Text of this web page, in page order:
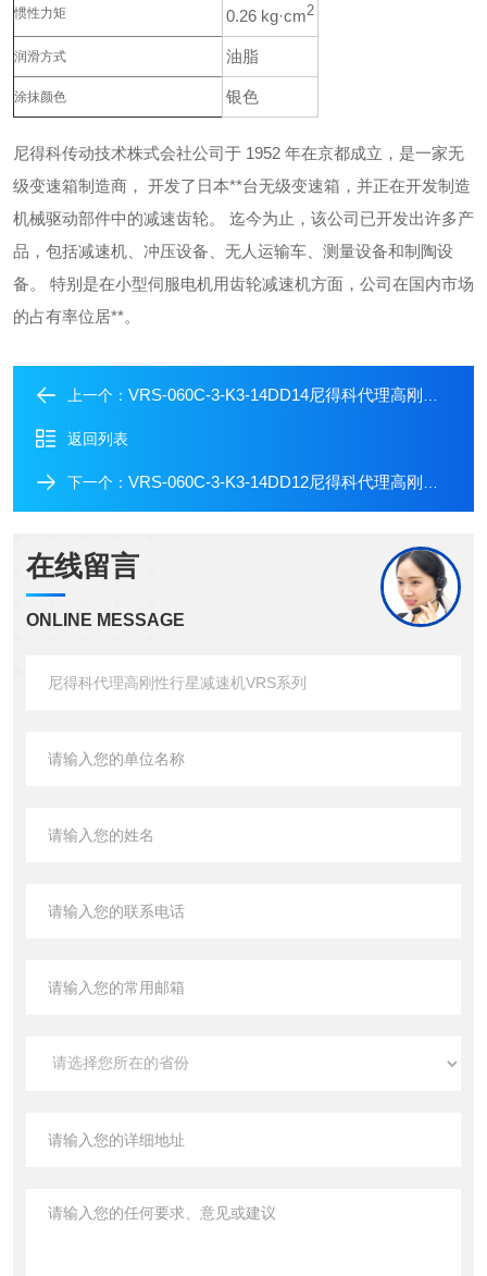
惯性力矩 0.26 kg·cm2
润滑方式 油脂
涂抹颜色 银色
尼得科传动技术株式会社公司于 1952 年在京都成立，是一家无
级变速箱制造商， 开发了日本**台无级变速箱，并正在开发制造
机械驱动部件中的减速齿轮。
迄今为止，该公司已开发出许多产
品，包括减速机、冲压设备、无人运输车、测量设备和制陶设
备。
特别是在小型伺服电机用齿轮减速机方面，公司在国内市场
的占有率位居**。
上一个： VRS-060C-3-K3-14DD14尼得科代理高刚性行星减速机VRS系列
返回列表
下一个： VRS-060C-3-K3-14DD12尼得科代理高刚性行星减速机VRS系列
在线留言
ONLINE MESSAGE